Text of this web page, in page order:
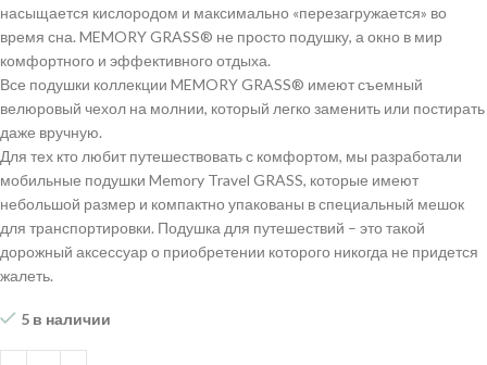
насыщается кислородом и максимально «перезагружается» во
время сна. MEMORY GRASS® не просто подушку, а окно в мир
комфортного и эффективного отдыха.
Все подушки коллекции MEMORY GRASS® имеют съемный
велюровый чехол на молнии, который легко заменить или постирать
даже вручную.
Для тех кто любит путешествовать с комфортом, мы разработали
мобильные подушки Memory Travel GRASS, которые имеют
небольшой размер и компактно упакованы в специальный мешок
для транспортировки. Подушка для путешествий – это такой
дорожный аксессуар о приобретении которого никогда не придется
жалеть.
5 в наличии